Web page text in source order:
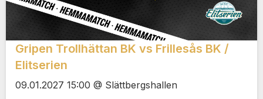
Gripen Trollhättan BK vs Frillesås BK /
Elitserien
09.01.2027 15:00 @ Slättbergshallen